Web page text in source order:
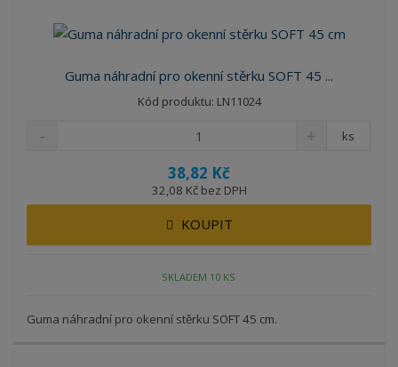
Guma náhradní pro okenní stěrku SOFT 45 ...
Kód produktu: LN11024
38,82 Kč
32,08 Kč bez DPH
ks
KOUPIT
SKLADEM 10 KS
Guma náhradní pro okenní stěrku SOFT 45 cm.